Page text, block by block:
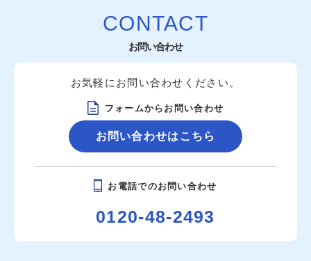
CONTACT
お問い合わせ
お気軽にお問い合わせください。
フォームからお問い合わせ
お問い合わせはこちら
お電話でのお問い合わせ
0120-48-2493